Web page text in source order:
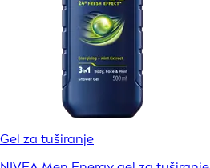
Gel za tuširanje